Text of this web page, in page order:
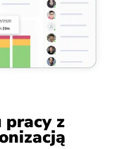
pracy z